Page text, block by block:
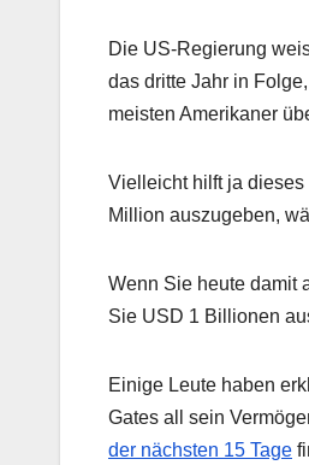
Die US-Regierung
das dritte Jahr in
meisten Amerikaner
Vielleicht hilft ja dieses
Million auszugeben,
Wenn Sie heute damit
Sie USD 1 Billionen
Einige Leute haben
Gates all sein
der nächsten 15 Tage